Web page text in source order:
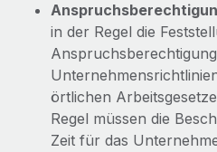
Mobilität und Relocation
Mühelose Relocation von
Benefits
Mühelose Verwaltung von
Auf einen Blick Erfahre mehr
Transformation einer weltweit
Mehr erfahren
BLOG
Neues zu Remote-
Gusto und Zero und
Plus
in der Regel die
örtlichen
Regel müssen die
Zeit für das